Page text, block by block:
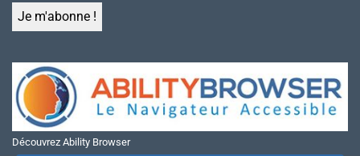
Découvrez Ability Browser